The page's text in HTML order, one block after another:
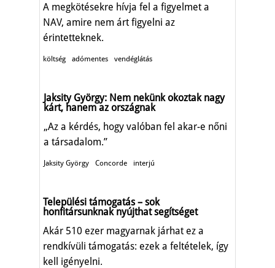
A megkötésekre hívja fel a figyelmet a
NAV, amire nem árt figyelni az
érintetteknek.
költség adómentes vendéglátás
Jaksity György: Nem nekünk okoztak nagy
kárt, hanem az országnak
„Az a kérdés, hogy valóban fel akar-e nőni
a társadalom.”
Jaksity György Concorde interjú
Települési támogatás – sok
honfitársunknak nyújthat segítséget
Akár 510 ezer magyarnak járhat ez a
rendkívüli támogatás: ezek a feltételek, így
kell igényelni.